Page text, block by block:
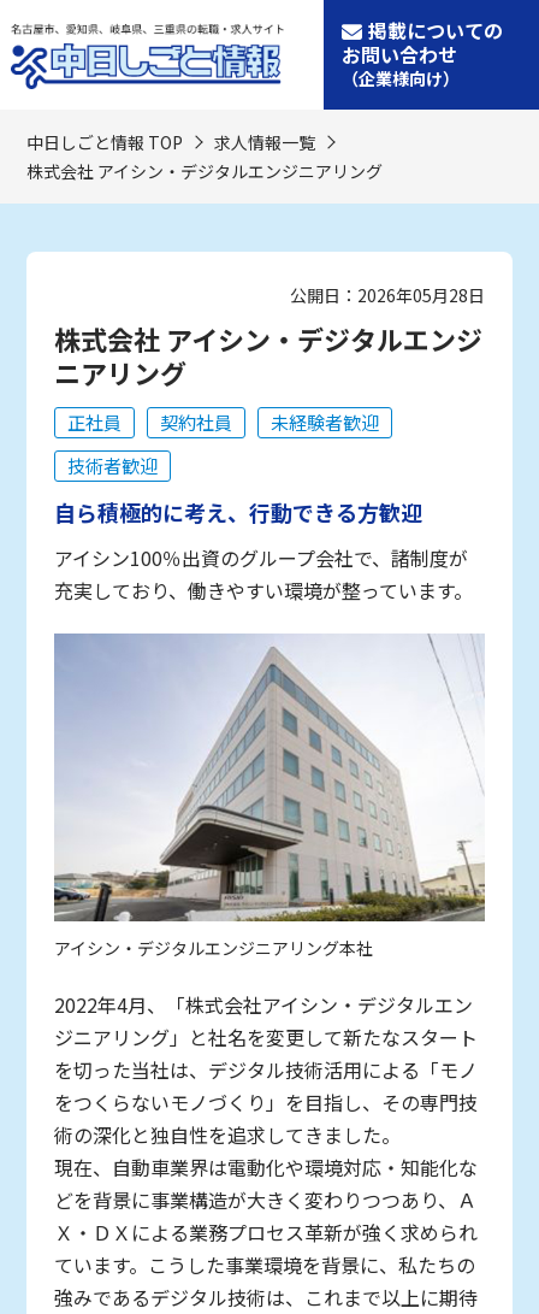
掲載についての
お問い合わせ
（企業様向け）
中日しごと情報 TOP
求人情報一覧
株式会社 アイシン・デジタルエンジニアリング
公開日：2026年05月28日
株式会社 アイシン・デジタルエンジ
ニアリング
正社員 契約社員
未経験者歓迎
技術者歓迎
自ら積極的に考え、行動できる方歓迎
アイシン100％出資のグループ会社で、諸制度が
充実しており、働きやすい環境が整っています。
アイシン・デジタルエンジニアリング本社
2022年4月、「株式会社アイシン・デジタルエン
ジニアリング」と社名を変更して新たなスタート
を切った当社は、デジタル技術活用による「モノ
をつくらないモノづくり」を目指し、その専門技
術の深化と独自性を追求してきました。
現在、自動車業界は電動化や環境対応・知能化な
どを背景に事業構造が大きく変わりつつあり、Ａ
Ｘ・ＤＸによる業務プロセス革新が強く求められ
ています。こうした事業環境を背景に、私たちの
強みであるデジタル技術は、これまで以上に期待